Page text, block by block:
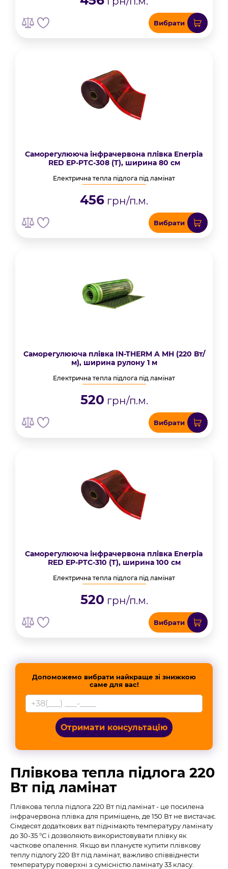
Вибрати
Саморегулююча інфрачервона плівка Enerpia
RED EP-PTC-308 (T), ширина 80 см
Електрична тепла підлога під ламінат
456 грн/п.м.
Вибрати
Саморегулююча плівка IN-THERM A MH (220 Вт/
м), ширина рулону 1 м
Електрична тепла підлога під ламінат
520 грн/п.м.
Вибрати
Саморегулююча інфрачервона плівка Enerpia
RED EP-PTC-310 (T), ширина 100 см
Електрична тепла підлога під ламінат
520 грн/п.м.
Вибрати
Допоможемо вибрати найкраще зі знижкою
саме для вас!
Отримати консультацію
Плівкова тепла підлога 220
Вт під ламінат
Плівкова тепла підлога 220 Вт під ламінат - це посилена
інфрачервона плівка для приміщень, де 150 Вт не вистачає.
Сімдесят додаткових ват піднімають температуру ламінату
до 30-35 °C і дозволяють використовувати плівку як
часткове опалення. Якщо ви плануєте купити плівкову
теплу підлогу 220 Вт під ламінат, важливо співвіднести
температуру поверхні з сумісністю ламінату 33 класу.